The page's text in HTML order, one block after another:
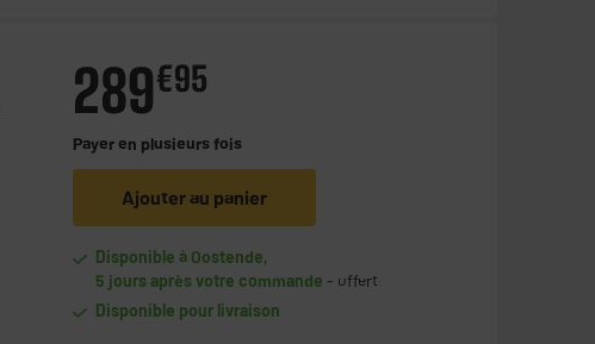
289€95
Payer en plusieurs fois
Ajouter au panier
Disponible à Oostende,
5 jours après votre commande - offert
Disponible pour livraison